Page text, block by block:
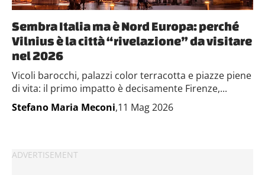
Sembra Italia ma è Nord Europa: perché
Vilnius è la città “rivelazione” da visitare
nel 2026
Vicoli barocchi, palazzi color terracotta e piazze piene
di vita: il primo impatto è decisamente Firenze,...
Stefano Maria Meconi,11 Mag 2026